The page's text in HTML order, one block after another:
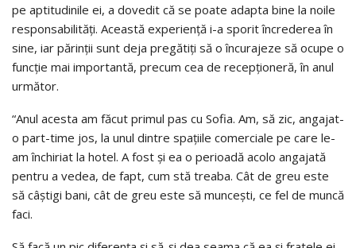
pe aptitudinile ei, a dovedit că se poate adapta bine la noile
responsabilități. Această experiență i-a sporit încrederea în
sine, iar părinții sunt deja pregătiți să o încurajeze să ocupe o
funcție mai importantă, precum cea de recepționeră, în anul
următor.
“Anul acesta am făcut primul pas cu Sofia. Am, să zic, angajat-
o part-time jos, la unul dintre spațiile comerciale pe care le-
am închiriat la hotel. A fost și ea o perioadă acolo angajată
pentru a vedea, de fapt, cum stă treaba. Cât de greu este
să câștigi bani, cât de greu este să muncești, ce fel de muncă
faci.